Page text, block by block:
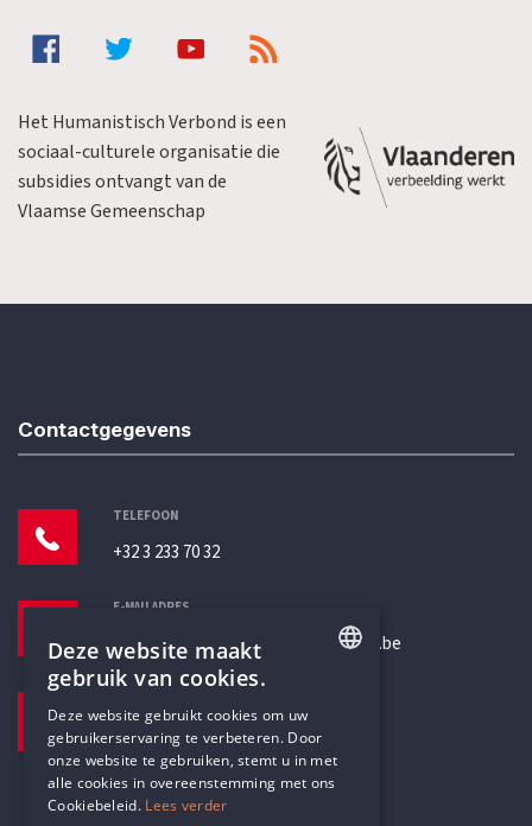
Het Humanistisch Verbond is een
sociaal-culturele organisatie die
subsidies ontvangt van de
Vlaamse Gemeenschap
Contactgegevens
TELEFOON
+32 3 233 70 32
E-MAILADRES
secretariaat@humanistischverbond.be
Pottenbrug 4
Antwerpen, 2000
DUTCH
Deze website maakt
gebruik van cookies.
Deze website gebruikt cookies om uw
gebruikerservaring te verbeteren. Door
onze website te gebruiken, stemt u in met
alle cookies in overeenstemming met ons
Cookiebeleid. Lees verder